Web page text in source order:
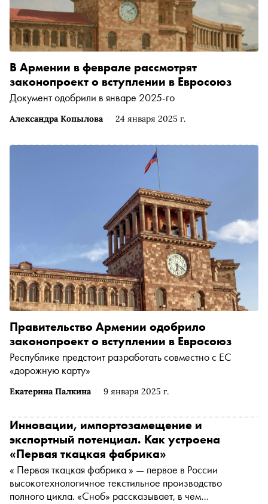
Александра Копылова 24 января 2025 г.
В Армении в феврале рассмотрят
законопроект о вступлении в Евросоюз
Документ одобрили в январе 2025-го
Екатерина Палкина 9 января 2025 г.
Правительство Армении одобрило
законопроект о вступлении в Евросоюз
Республике предстоит разработать совместно с ЕС
«дорожную карту»
Инновации, импортозамещение и
экспортный потенциал. Как устроена
«Первая ткацкая фабрика»
« Первая ткацкая фабрика » — первое в России
высокотехнологичное текстильное производство
полного цикла. «Сноб» рассказывает, в чем